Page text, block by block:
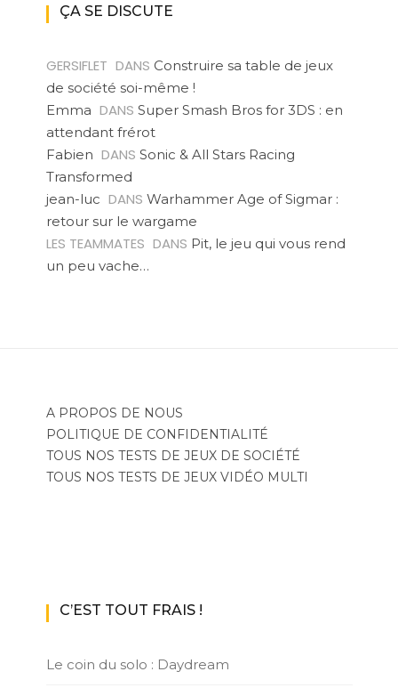
ÇA SE DISCUTE
GERSIFLET DANS Construire sa table de jeux
de société soi-même !
Emma DANS Super Smash Bros for 3DS : en
attendant frérot
Fabien DANS Sonic & All Stars Racing
Transformed
jean-luc DANS Warhammer Age of Sigmar :
retour sur le wargame
LES TEAMMATES DANS Pit, le jeu qui vous rend
un peu vache…
A PROPOS DE NOUS
POLITIQUE DE CONFIDENTIALITÉ
TOUS NOS TESTS DE JEUX DE SOCIÉTÉ
TOUS NOS TESTS DE JEUX VIDÉO MULTI
C’EST TOUT FRAIS !
Le coin du solo : Daydream